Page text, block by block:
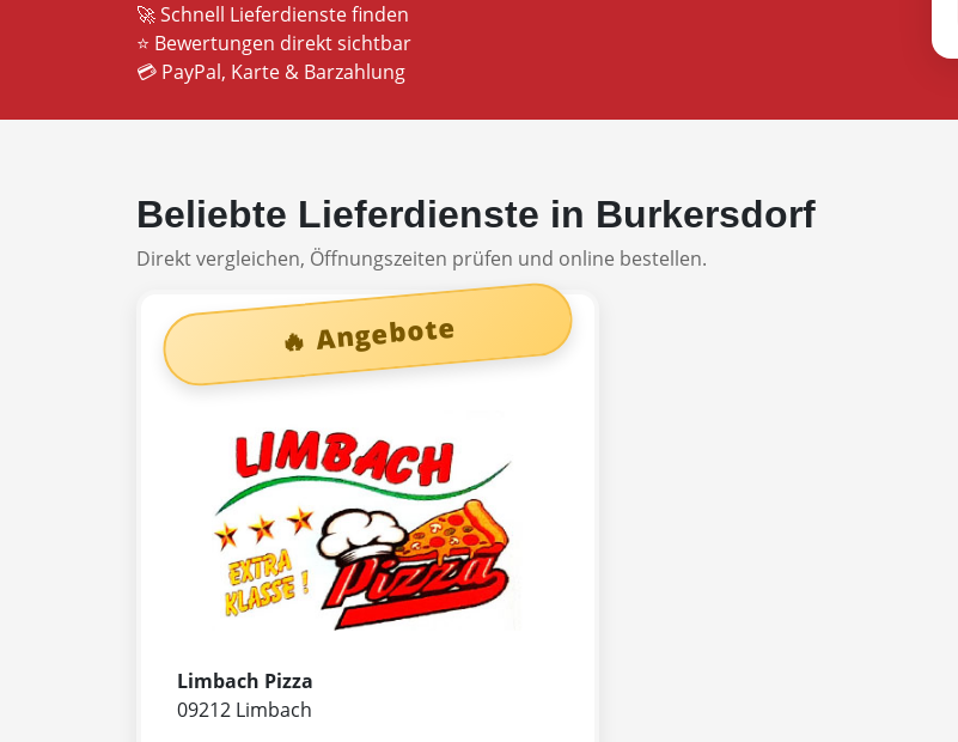
🚀 Schnell Lieferdienste finden
⭐ Bewertungen direkt sichtbar
💳 PayPal, Karte & Barzahlung
Beliebte Lieferdienste in Burkersdorf
Direkt vergleichen, Öffnungszeiten prüfen und online bestellen.
🔥 Angebote
Limbach Pizza
09212 Limbach